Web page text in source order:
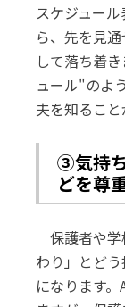
スケジュー
ら、先を見
して落ち着
ュール"のよ
夫を知ること
③気持
どを尊
保護者や学
わり」とど
になります